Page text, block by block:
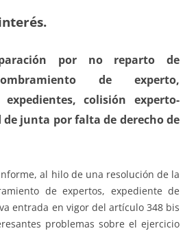
por no reparto de
de experto,
colisión experto-
junta por falta de derecho de
al hilo de una resolución de la
de expertos, expediente de
entrada en vigor del artículo 348 bis
problemas sobre el ejercicio